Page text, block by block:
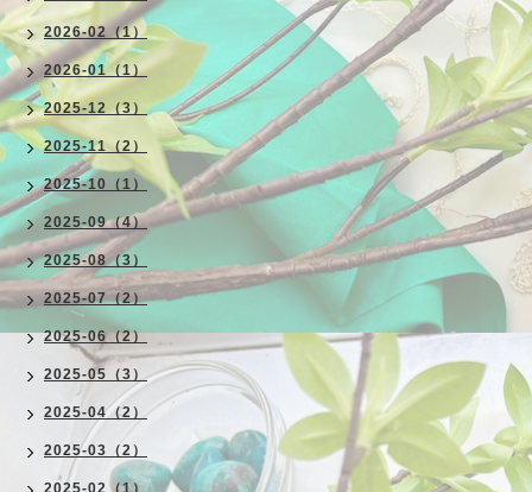
2026-02（1）
2026-01（1）
2025-12（3）
2025-11（2）
2025-10（1）
2025-09（4）
2025-08（3）
2025-07（2）
2025-06（2）
2025-05（3）
2025-04（2）
2025-03（2）
2025-02（1）